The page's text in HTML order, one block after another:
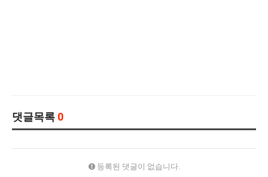
댓글목록 0
등록된 댓글이 없습니다.